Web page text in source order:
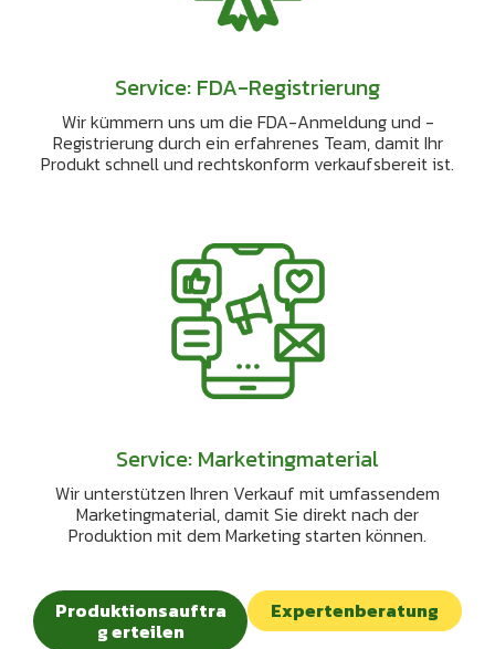
Service: FDA-Registrierung
Wir kümmern uns um die FDA-Anmeldung und -
Registrierung durch ein erfahrenes Team, damit Ihr
Produkt schnell und rechtskonform verkaufsbereit ist.
Service: Marketingmaterial
Wir unterstützen Ihren Verkauf mit umfassendem
Marketingmaterial, damit Sie direkt nach der
Produktion mit dem Marketing starten können.
Produktionsauftra
g erteilen
Expertenberatung